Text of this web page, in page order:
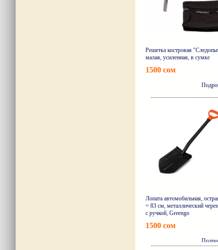
Решетка костровая
малая, усиленная, в сумке
1500 сом
Лопата автомобильная,
= 83 см, металлический
с ручкой, Greengo
1500 сом